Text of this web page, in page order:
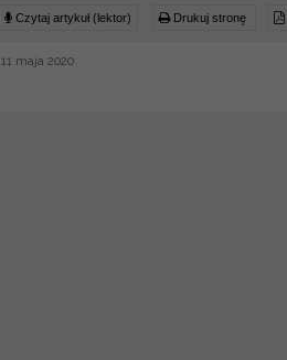
Czytaj artykuł (lektor) Drukuj stronę
11 maja 2020